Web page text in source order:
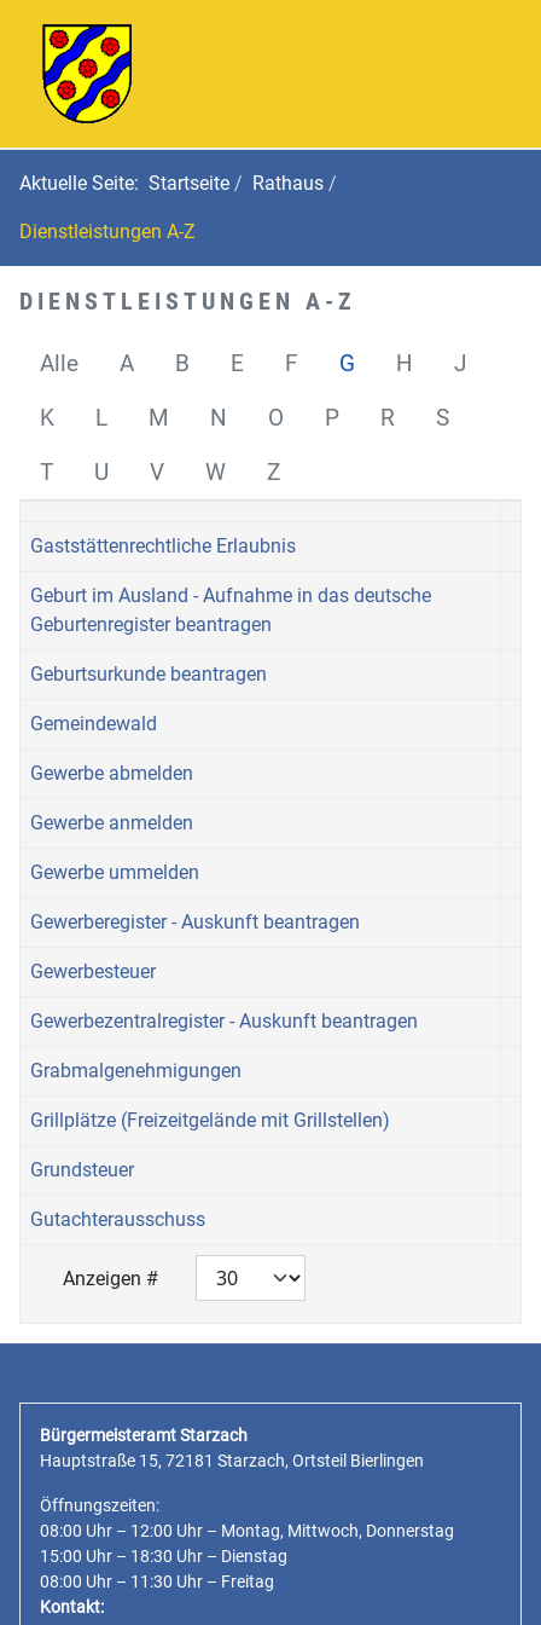
Aktuelle Seite: Startseite Rathaus
Dienstleistungen A-Z
DIENSTLEISTUNGEN A-Z
Alle A B E F G H
J
K
L M N O P R
S
T
U V W Z
Anzeigen #
Gaststättenrechtliche Erlaubnis
Geburt im Ausland - Aufnahme in das deutsche
Geburtenregister beantragen
Geburtsurkunde beantragen
Gemeindewald
Gewerbe abmelden
Gewerbe anmelden
Gewerbe ummelden
Gewerberegister - Auskunft beantragen
Gewerbesteuer
Gewerbezentralregister - Auskunft beantragen
Grabmalgenehmigungen
Grillplätze (Freizeitgelände mit Grillstellen)
Grundsteuer
Gutachterausschuss
Bürgermeisteramt Starzach
Hauptstraße 15, 72181 Starzach, Ortsteil Bierlingen
Öffnungszeiten:
08:00 Uhr – 12:00 Uhr – Montag, Mittwoch, Donnerstag
15:00 Uhr – 18:30 Uhr – Dienstag
08:00 Uhr – 11:30 Uhr – Freitag
Kontakt: